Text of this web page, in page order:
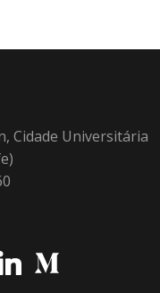
Cidade Universitária